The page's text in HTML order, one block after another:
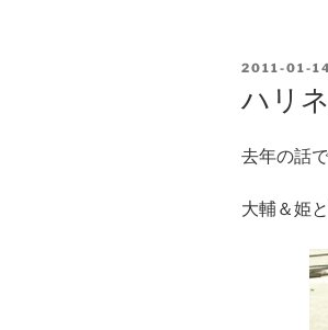
POSTED
2011-01-
ハリ
去年の話
大輔＆姫